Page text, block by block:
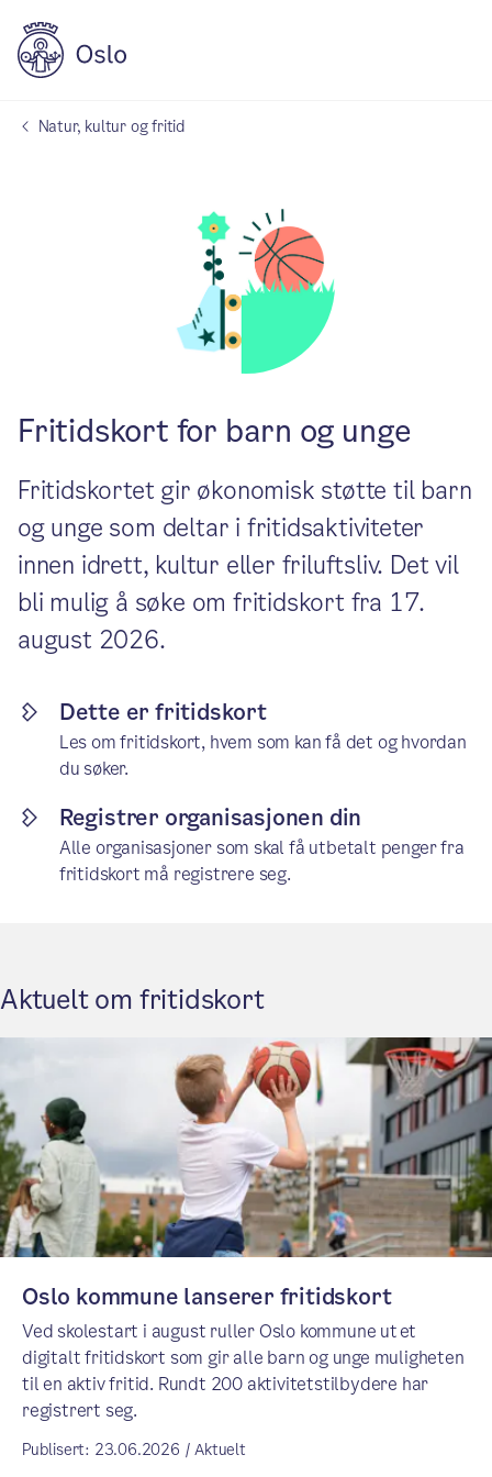
Natur, kultur og fritid
Fritidskort for barn og unge
Fritidskortet gir økonomisk støtte til barn
og unge som deltar i fritidsaktiviteter
innen idrett, kultur eller friluftsliv. Det vil
bli mulig å søke om fritidskort fra 17.
august 2026.
Dette er fritidskort
Les om fritidskort, hvem som kan få det og hvordan
du søker.
Registrer organisasjonen din
Alle organisasjoner som skal få utbetalt penger fra
fritidskort må registrere seg.
Aktuelt om fritidskort
Oslo kommune lanserer fritidskort
Ved skolestart i august ruller Oslo kommune ut et
digitalt fritidskort som gir alle barn og unge muligheten
til en aktiv fritid. Rundt 200 aktivitetstilbydere har
registrert seg.
Publisert: 23.06.2026 / Aktuelt